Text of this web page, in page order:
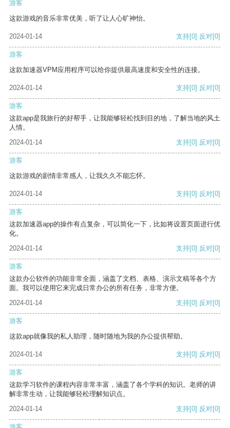
游客
这款游戏的音乐非常优美，听了让人心旷神怡。
2024-01-14 支持[0] 反对[0]
游客
这款加速器VPM应用程序可以给你提供最高速度和安全性的连接。
2024-01-14 支持[0] 反对[0]
游客
这款app是我旅行的好帮手，让我能够轻松找到目的地，了解当地的风土
人情。
2024-01-14
支持[0] 反对[0]
游客
这款游戏的剧情非常感人，让我久久不能忘怀。
2024-01-14 支持[0] 反对[0]
游客
这款加速器app的操作有点复杂，可以简化一下，比如将设置页面进行优
化。
2024-01-14
支持[0] 反对[0]
游客
这款办公软件的功能非常全面，涵盖了文档、表格、演示文稿等各个方
面。我可以使用它来完成日常办公的所有任务，非常方便。
2024-01-14
支持[0] 反对[0]
游客
这款app就像我的私人助理，随时随地为我的办公提供帮助。
2024-01-14 支持[0] 反对[0]
游客
这款学习软件的课程内容非常丰富，涵盖了各个学科的知识。老师的讲
解非常生动，让我能够轻松理解知识点。
2024-01-14
支持[0] 反对[0]